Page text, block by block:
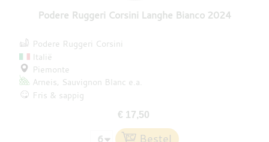
Podere Ruggeri Corsini Langhe Bianco 2024
Podere Ruggeri Corsini
Italië
Piemonte
Arneis Sauvignon Blanc e.a.
Fris & sappig
€ 17,50